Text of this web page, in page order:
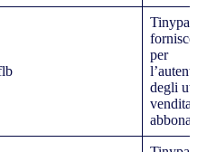
per
degli
vendita